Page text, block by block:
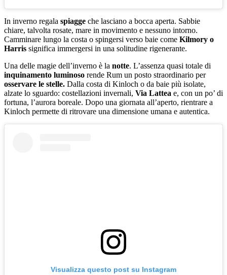
In inverno regala spiagge che lasciano a bocca aperta. Sabbie
chiare, talvolta rosate, mare in movimento e nessuno intorno.
Camminare lungo la costa o spingersi verso baie come Kilmory o
Harris significa immergersi in una solitudine rigenerante.
Una delle magie dell’inverno è la notte. L’assenza quasi totale di
inquinamento luminoso rende Rum un posto straordinario per
osservare le stelle. Dalla costa di Kinloch o da baie più isolate,
alzate lo sguardo: costellazioni invernali, Via Lattea e, con un po’ di
fortuna, l’aurora boreale. Dopo una giornata all’aperto, rientrare a
Kinloch permette di ritrovare una dimensione umana e autentica.
Visualizza questo post su Instagram